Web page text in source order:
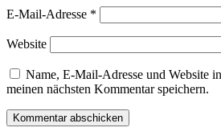
E-Mail-Adresse *
Website
Name, E-Mail-Adresse und Website
meinen nächsten Kommentar speichern.